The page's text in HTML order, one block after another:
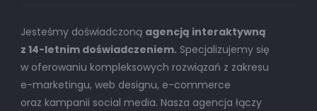
Jesteśmy doświadczoną agencją interaktywną
z 14-letnim doświadczeniem.Specjalizujemy się
w oferowaniu kompleksowych rozwiązań z zakresu
e-marketingu, web designu, e-commerce
oraz kampanii social media. Nasza agencja łączy